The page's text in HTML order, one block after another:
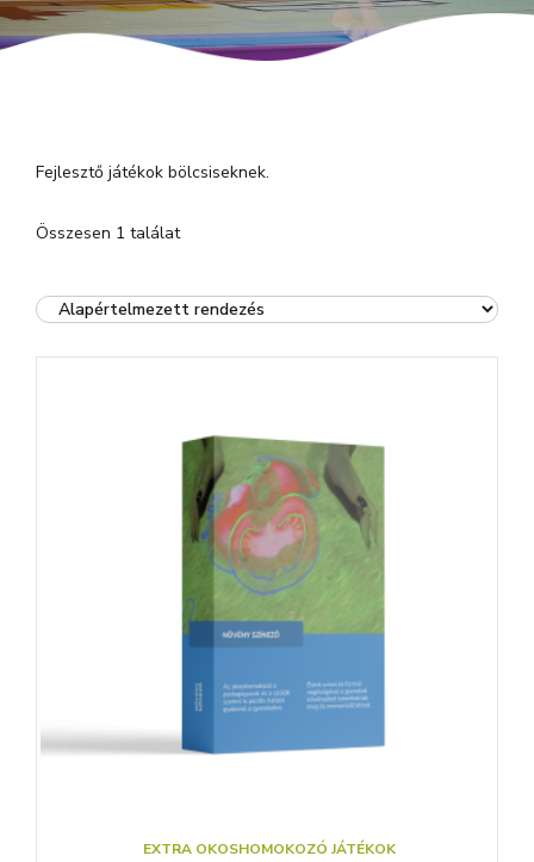
Fejlesztő játékok bölcsiseknek.
Összesen 1 találat
EXTRA OKOSHOMOKOZÓ JÁTÉKOK